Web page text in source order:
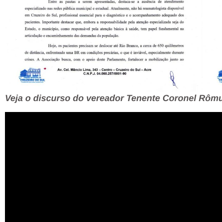
Veja o discurso do vereador Tenente Coronel